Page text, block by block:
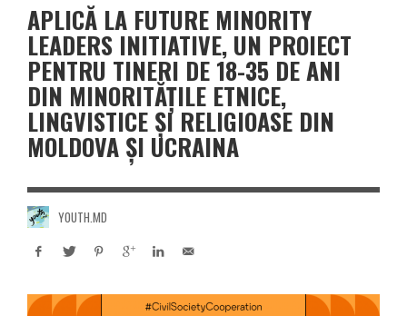
APLICĂ LA FUTURE MINORITY
LEADERS INITIATIVE, UN PROIECT
PENTRU TINERI DE 18-35 DE ANI
DIN MINORITĂȚILE ETNICE,
LINGVISTICE ȘI RELIGIOASE DIN
MOLDOVA ȘI UCRAINA
YOUTH.MD